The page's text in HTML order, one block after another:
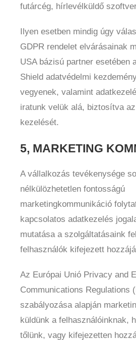
futárcég, hírlevélküldő
Ilyen esetben mindig úgy
GDPR rendelet elvárásainak
USA bázisú partner esetében
Shield adatvédelmi
vegyenek, valamint
iratunk velük alá, biztosítva
kezelését.
5, MARKETING
A vállalkozás tevékenysége
nélkülözhetetlen fontosságú
marketingkommunikáció
kapcsolatos adatkezelés
mutatása a szolgáltatásaink
felhasználók kifejezett
Az Európai Unió Privacy and
Communications Regulations
szabályozása alapján
küldünk a felhasználóinknak,
tőlünk, vagy kifejezetten